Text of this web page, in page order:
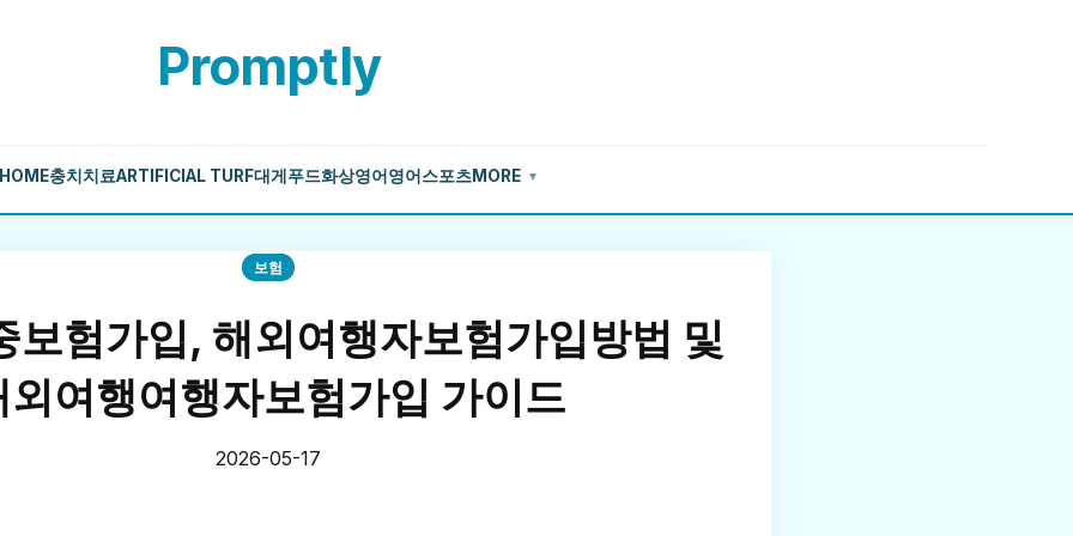
Promptly
충치치료ARTIFICIAL TURF대게 푸드화상영어 영어 스포츠MORE ▼
보험
보험가입, 해외여행자보험가입방법 및
외여행여행자보험가입 가이드
2026-05-17